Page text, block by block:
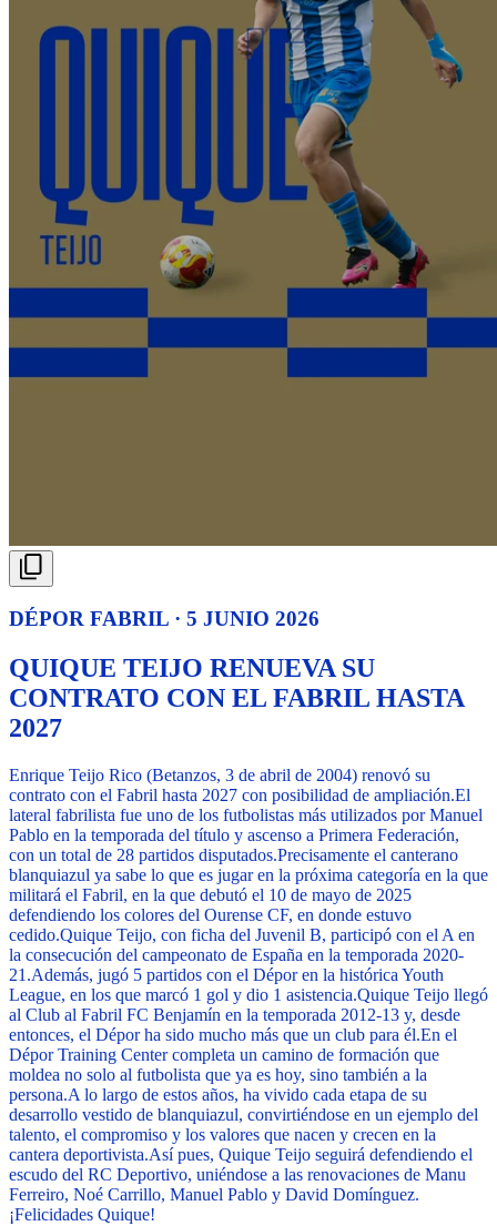
DÉPOR FABRIL · 5 JUNIO 2026
QUIQUE TEIJO RENUEVA SU
CONTRATO CON EL FABRIL HASTA
2027
Enrique Teijo Rico (Betanzos, 3 de abril de 2004) renovó su
contrato con el Fabril hasta 2027 con posibilidad de ampliación.El
lateral fabrilista fue uno de los futbolistas más utilizados por Manuel
Pablo en la temporada del título y ascenso a Primera Federación,
con un total de 28 partidos disputados.Precisamente el canterano
blanquiazul ya sabe lo que es jugar en la próxima categoría en la que
militará el Fabril, en la que debutó el 10 de mayo de 2025
defendiendo los colores del Ourense CF, en donde estuvo
cedido.Quique Teijo, con ficha del Juvenil B, participó con el A en
la consecución del campeonato de España en la temporada 2020-
21.Además, jugó 5 partidos con el Dépor en la histórica Youth
League, en los que marcó 1 gol y dio 1 asistencia.Quique Teijo llegó
al Club al Fabril FC Benjamín en la temporada 2012-13 y, desde
entonces, el Dépor ha sido mucho más que un club para él.En el
Dépor Training Center completa un camino de formación que
moldea no solo al futbolista que ya es hoy, sino también a la
persona.A lo largo de estos años, ha vivido cada etapa de su
desarrollo vestido de blanquiazul, convirtiéndose en un ejemplo del
talento, el compromiso y los valores que nacen y crecen en la
cantera deportivista.Así pues, Quique Teijo seguirá defendiendo el
escudo del RC Deportivo, uniéndose a las renovaciones de Manu
Ferreiro, Noé Carrillo, Manuel Pablo y David Domínguez.
¡Felicidades Quique!